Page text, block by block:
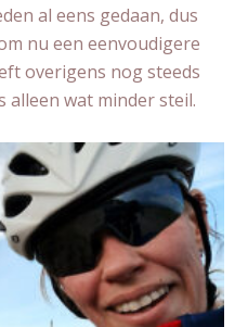
al eens gedaan, dus
nu een eenvoudigere
overigens nog steeds
alleen wat minder steil.